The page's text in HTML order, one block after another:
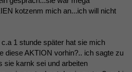
kotzenm mich an...ich will nicht
1 stunde später hat sie mich
diese AKTION vorhin?.. ich sagte zu
sie karnk sei und arbeiten